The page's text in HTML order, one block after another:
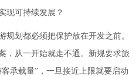
现可持续发展？
规划都必须把保护放在开发之前。
，从一开始就走不通。新规要求旅
承载量”，一旦接近上限就要启动